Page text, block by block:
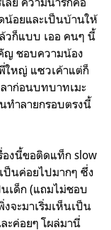
น้อยและเป็นบ้านให้
วก็แบบ เออ คนๆ นี้
ญ ชอบความน้อง
ใหญ่ แซวเค้าแต่ก็
าก่อนบทบาทเมะ
ทำลายกรอบตรงนี้
นี้ขอติดแท็ก slow
ป็นค่อยไปมากๆ ซึ่ง
นเด็ก (แถมไม่ชอบ
จะมาเริ่มเห็นเป็น
ะค่อยๆ โผล่มานี่